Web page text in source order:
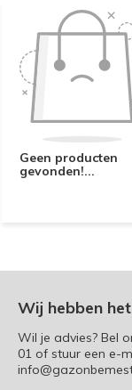
Geen producten
gevonden!...
Wij hebben
Wil je advies? Bel
01 of stuur een e-